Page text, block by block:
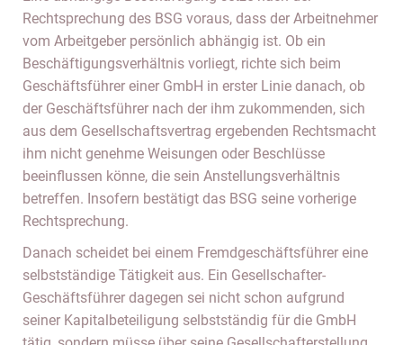
Rechtsprechung des BSG voraus, dass der Arbeitnehmer
vom Arbeitgeber persönlich abhängig ist. Ob ein
Beschäftigungsverhältnis vorliegt, richte sich beim
Geschäftsführer einer GmbH in erster Linie danach, ob
der Geschäftsführer nach der ihm zukommenden, sich
aus dem Gesellschaftsvertrag ergebenden Rechtsmacht
ihm nicht genehme Weisungen oder Beschlüsse
beeinflussen könne, die sein Anstellungsverhältnis
betreffen. Insofern bestätigt das BSG seine vorherige
Rechtsprechung.
Danach scheidet bei einem Fremdgeschäftsführer eine
selbstständige Tätigkeit aus. Ein Gesellschafter-
Geschäftsführer dagegen sei nicht schon aufgrund
seiner Kapitalbeteiligung selbstständig für die GmbH